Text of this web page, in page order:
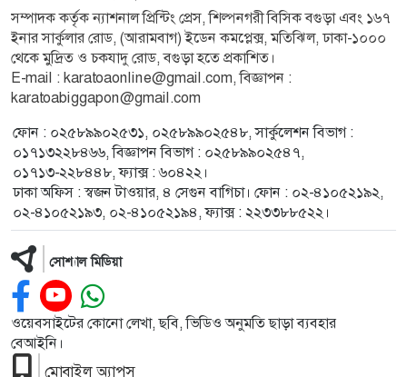
সম্পাদক কর্তৃক ন্যাশনাল প্রিন্টিং প্রেস, শিল্পনগরী বিসিক বগুড়া এবং ১৬৭
ইনার সার্কুলার রোড, (আরামবাগ) ইডেন কমপ্লেক্স, মতিঝিল, ঢাকা-১০০০
থেকে মুদ্রিত ও চকযাদু রোড, বগুড়া হতে প্রকাশিত।
E-mail : karatoaonline@gmail.com, বিজ্ঞাপন :
karatoabiggapon@gmail.com
ফোন : ০২৫৮৯৯০২৫৩১, ০২৫৮৯৯০২৫৪৮, সার্কুলেশন বিভাগ :
০১৭১৩২২৮৪৬৬, বিজ্ঞাপন বিভাগ : ০২৫৮৯৯০২৫৪৭,
০১৭১৩-২২৮৪৪৮, ফ্যাক্স : ৬০৪২২।
ঢাকা অফিস : স্বজন টাওয়ার, ৪ সেগুন বাগিচা। ফোন : ০২-৪১০৫২১৯২,
০২-৪১০৫২১৯৩, ০২-৪১০৫২১৯৪, ফ্যাক্স : ২২৩৩৮৮৫২২।
সোশ্যাল মিডিয়া
ওয়েবসাইটের কোনো লেখা, ছবি, ভিডিও অনুমতি ছাড়া ব্যবহার
বেআইনি।
মোবাইল অ্যাপস